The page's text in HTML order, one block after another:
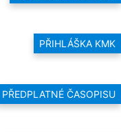
PŘIHLÁŠKA KMK
PŘEDPLATNÉ ČASOPISU